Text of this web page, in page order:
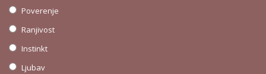
Poverenje
Ranjivost
Instinkt
Ljubav